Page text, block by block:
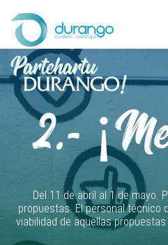
2.-
Del 11 de abril al 1 de mayo.
propuestas. El personal técnico
viabilidad de aquellas